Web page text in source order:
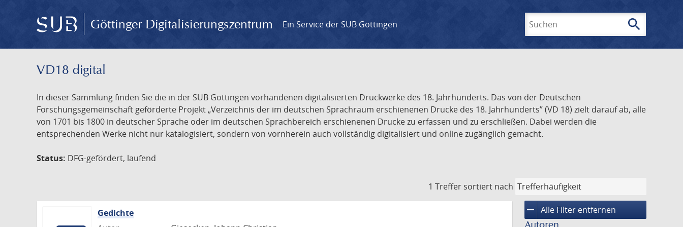
Göttinger Digitalisierungszentrum Ein Service der SUB Göttingen search
VD18 digital
In dieser Sammlung finden Sie die in der SUB Göttingen vorhandenen digitalisierten Druckwerke des 18. Jahrhunderts. Das von der Deutschen
Forschungsgemeinschaft geförderte Projekt „Verzeichnis der im deutschen Sprachraum erschienenen Drucke des 18. Jahrhunderts” (VD 18) zielt darauf ab, alle
von 1701 bis 1800 in deutscher Sprache oder im deutschen Sprachbereich erschienenen Drucke zu erfassen und zu erschließen. Dabei werden die
entsprechenden Werke nicht nur katalogisiert, sondern von vornherein auch vollständig digitalisiert und online zugänglich gemacht.
Status: DFG-gefördert, laufend
1 Treffer sortiert nach
remove Alle Filter entfernen
Gedichte